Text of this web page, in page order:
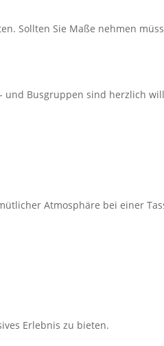
Sollten Sie Maße nehmen
und Busgruppen sind herzlich
Atmosphäre bei einer
Erlebnis zu bieten.